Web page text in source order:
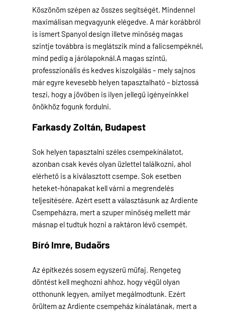
Köszönöm szépen az összes segítségét. Mindennel
maximálisan megvagyunk elégedve. A már korábbról
is ismert Spanyol design illetve minőség magas
szintje továbbra is meglátszik mind a falicsempéknél,
mind pedig a járólapoknál.A magas szintű,
professzionális és kedves kiszolgálás – mely sajnos
már egyre kevesebb helyen tapasztalható – biztossá
teszi, hogy a jövőben is ilyen jellegű igényeinkkel
önökhöz fogunk fordulni.
Farkasdy Zoltán, Budapest
Sok helyen tapasztalni széles csempekínálatot,
azonban csak kevés olyan üzlettel találkozni, ahol
elérhető is a kiválasztott csempe. Sok esetben
heteket-hónapakat kell várni a megrendelés
teljesítésére. Azért esett a választásunk az Ardiente
Csempeházra, mert a szuper minőség mellett már
másnap el tudtuk hozni a raktáron lévő csempét.
Bíró Imre, Budaörs
Az építkezés sosem egyszerű műfaj. Rengeteg
döntést kell meghozni ahhoz, hogy végül olyan
otthonunk legyen, amilyet megálmodtunk. Ezért
örültem az Ardiente csempeház kínálatának, mert a